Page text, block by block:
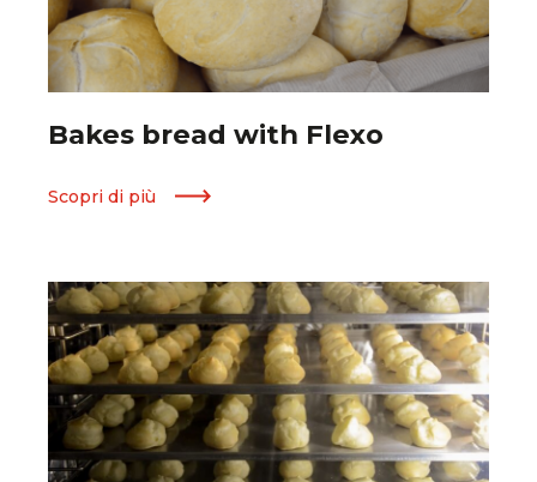
Bakes bread with Flexo
Scopri di più